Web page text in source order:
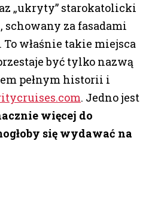
„ukryty” starokatolicki
schowany za fasadami
właśnie takie miejsca
być tylko nazwą
pełnym historii i
. Jedno jest
więcej do
się wydawać na